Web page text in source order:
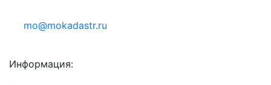
mo@mokadastr.ru
Информация: